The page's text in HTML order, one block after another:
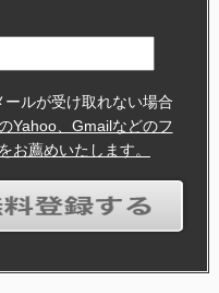
ルが受け取れない場合
Yahoo、Gmailなどのフ
お薦めいたします。